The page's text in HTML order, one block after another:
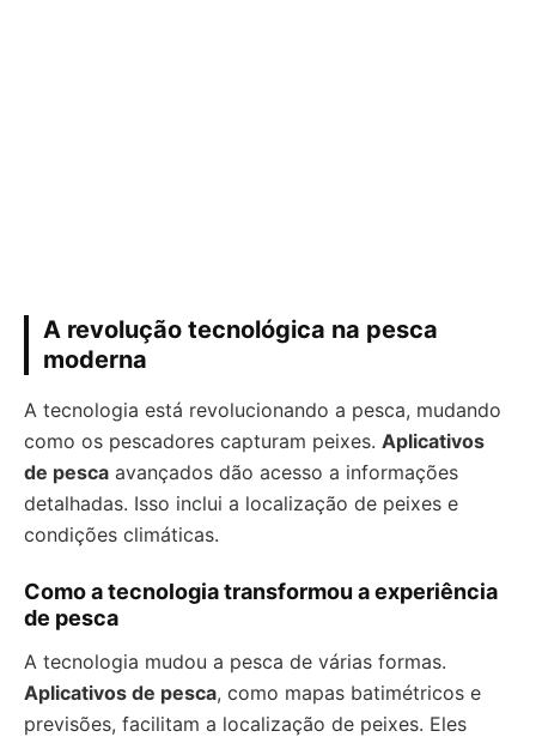
A revolução tecnológica na pesca
moderna
A tecnologia está revolucionando a pesca, mudando
como os pescadores capturam peixes. Aplicativos
de pesca avançados dão acesso a informações
detalhadas. Isso inclui a localização de peixes e
condições climáticas.
Como a tecnologia transformou a experiência
de pesca
A tecnologia mudou a pesca de várias formas.
Aplicativos de pesca, como mapas batimétricos e
previsões, facilitam a localização de peixes. Eles